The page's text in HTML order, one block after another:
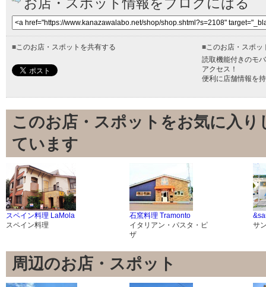
■このお店・スポットを共有する ■このお店・スポッ
読取機能付きのモ
アクセス！
便利に店舗情報を
このお店・スポットをお気に入
ています
スペイン料理 LaMola
スペイン料理
石窯料理 Tramonto
イタリアン・パスタ・ピ
ザ
サ
周辺のお店・スポット